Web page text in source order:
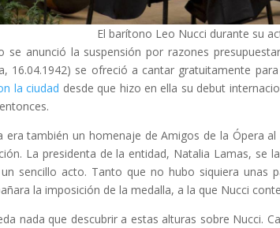
El barítono Leo Nucci durante su
se anunció la suspensión por razones
16.04.1942) se ofreció a cantar gratuitamente
la ciudad desde que hizo en ella su debut
era también un homenaje de Amigos de la Ópera
La presidenta de la entidad, Natalia Lamas, se
sencillo acto. Tanto que no hubo siquiera unas
la imposición de la medalla, a la que Nucci
nada que descubrir a estas alturas sobre Nucci.